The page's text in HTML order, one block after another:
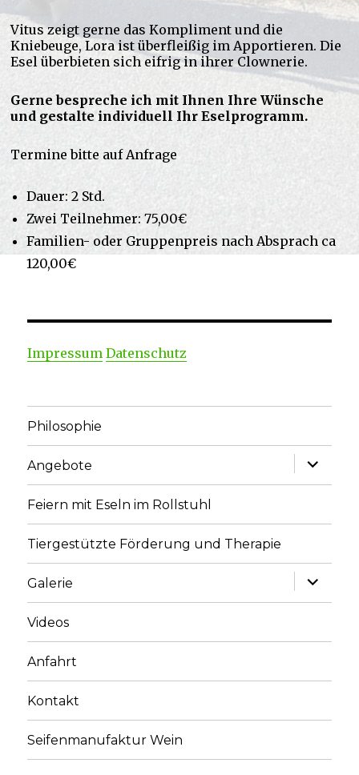
Vitus zeigt gerne das Kompliment und die
Kniebeuge, Lora ist überfleißig im Apportieren. Die
Esel überbieten sich eifrig in ihrer Clownerie.
Gerne bespreche ich mit Ihnen Ihre Wünsche
und gestalte individuell Ihr Eselprogramm.
Termine bitte auf Anfrage
Dauer: 2 Std.
Zwei Teilnehmer: 75,00€
Familien- oder Gruppenpreis nach Absprach ca
120,00€
Impressum Datenschutz
Philosophie
Angebote
Feiern mit Eseln im Rollstuhl
Tiergestützte Förderung und Therapie
Galerie
Videos
Anfahrt
Kontakt
Seifenmanufaktur Wein